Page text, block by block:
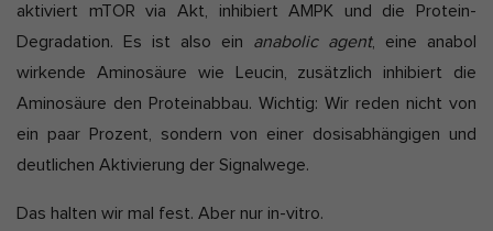
aktiviert mTOR via Akt, inhibiert AMPK und die Protein-
Degradation. Es ist also ein anabolic agent, eine anabol
wirkende Aminosäure wie Leucin, zusätzlich inhibiert die
Aminosäure den Proteinabbau. Wichtig: Wir reden nicht von
ein paar Prozent, sondern von einer dosisabhängigen und
deutlichen Aktivierung der Signalwege.
Das halten wir mal fest. Aber nur in-vitro.